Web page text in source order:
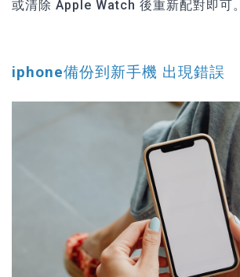
或清除 Apple Watch 後重新配對即可。
iphone備份到新手機 出現錯誤